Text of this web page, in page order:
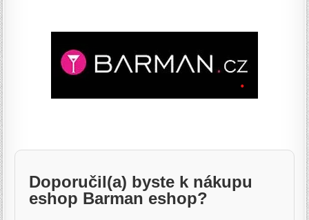
Doporučil(a) byste k nákupu
eshop Barman eshop?